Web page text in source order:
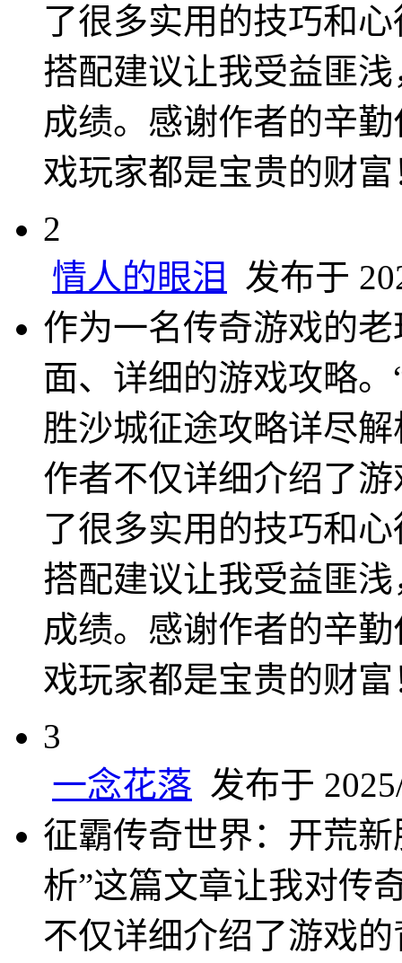
了很多实用的技巧和
搭配建议让我受益匪
成绩。感谢作者的辛
戏玩家都是宝贵的财富
2
情人的眼泪
发布于
作为一名传奇游戏的
面、详细的游戏攻略
胜沙城征途攻略详尽
作者不仅详细介绍了
了很多实用的技巧和
搭配建议让我受益匪
成绩。感谢作者的辛
戏玩家都是宝贵的财富
3
一念花落 发布于
征霸传奇世界：开荒
析”这篇文章让我对传
不仅详细介绍了游戏